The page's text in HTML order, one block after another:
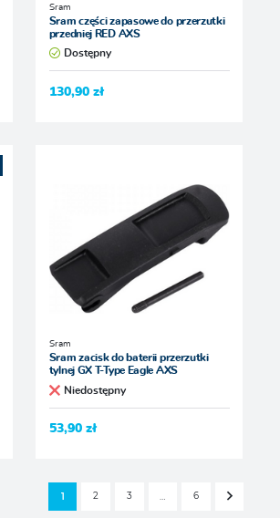
Sram
Sram części zapasowe do przerzutki
przedniej RED AXS
Dostępny
130,90 zł
Sram
Sram zacisk do baterii przerzutki
tylnej GX T-Type Eagle AXS
Niedostępny
53,90 zł
1 2 3 … 6